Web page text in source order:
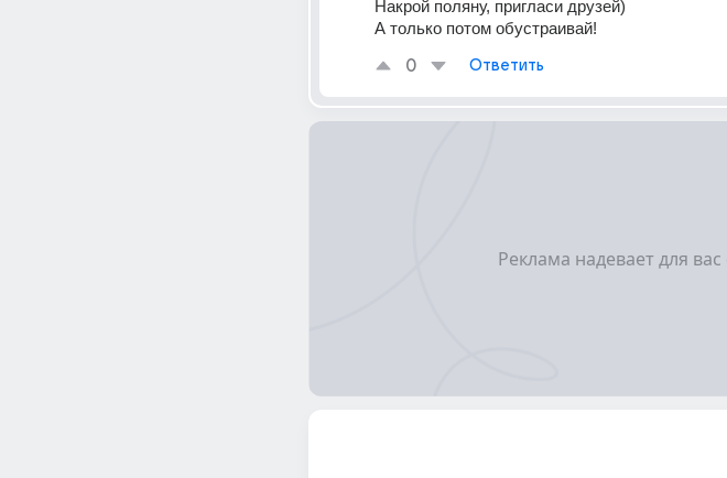
Накрой поляну, пригласи друзей)
А только потом обустраивай!
0 Ответить